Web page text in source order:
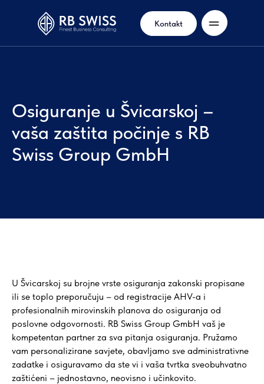
Kontakt
Osiguranje u Švicarskoj –
vaša zaštita počinje s RB
Swiss Group GmbH
U Švicarskoj su brojne vrste osiguranja zakonski propisane
ili se toplo preporučuju – od registracije AHV-a i
profesionalnih mirovinskih planova do osiguranja od
poslovne odgovornosti. RB Swiss Group GmbH vaš je
kompetentan partner za sva pitanja osiguranja. Pružamo
vam personalizirane savjete, obavljamo sve administrativne
zadatke i osiguravamo da ste vi i vaša tvrtka sveobuhvatno
zaštićeni – jednostavno, neovisno i učinkovito.